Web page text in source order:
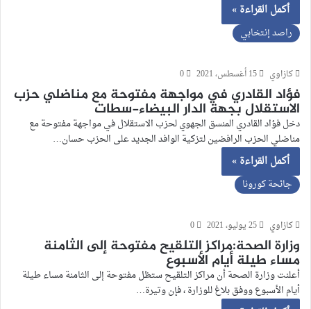
أكمل القراءة »
راصد إنتخابي
كازاوي 15 أغسطس، 2021 0
فؤاد القادري في مواجهة مفتوحة مع مناضلي حزب
الاستقلال بجهة الدار البيضاء-سطات
دخل فؤاد القادري المنسق الجهوي لحزب الاستقلال في مواجهة مفتوحة مع
مناضلي الحزب الرافضين لتزكية الوافد الجديد على الحزب حسان…
أكمل القراءة »
جائحة كورونا
كازاوي 25 يوليو، 2021 0
وزارة الصحة:مراكز التلقيح مفتوحة إلى الثامنة
مساء طيلة أيام الأسبوع
أعلنت وزارة الصحة أن مراكز التلقيح ستظل مفتوحة إلى الثامنة مساء طيلة
أيام الأسبوع ووفق بلاغ للوزارة ، فإن وتيرة…